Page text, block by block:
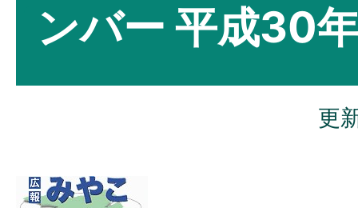
ンバー 平成30
更